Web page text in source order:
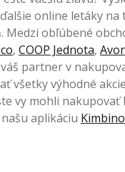
online letáky na
Medzi obľúbené
, COOP Jednota,
partner v
všetky výhodné
vy mohli nakupovať
aplikáciu